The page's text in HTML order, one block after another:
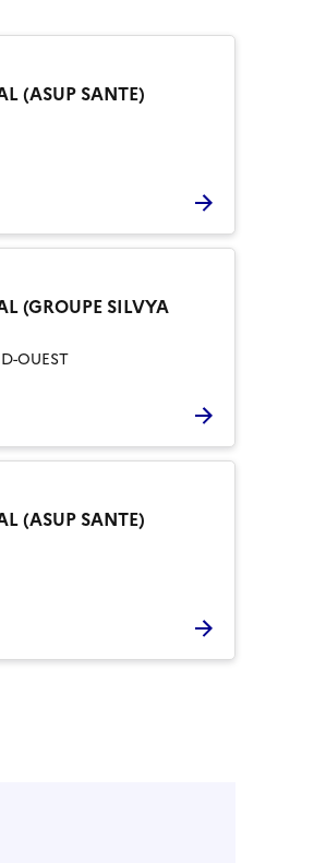
(ASUP SANTE)
(GROUPE SILVYA
OUEST
(ASUP SANTE)